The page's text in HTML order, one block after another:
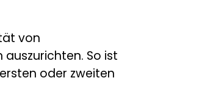
von
So ist
oder zweiten